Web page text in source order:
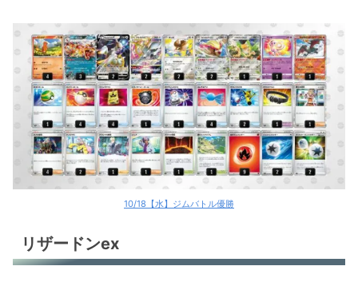
10/18【水】ジムバトル優勝
リザードンex